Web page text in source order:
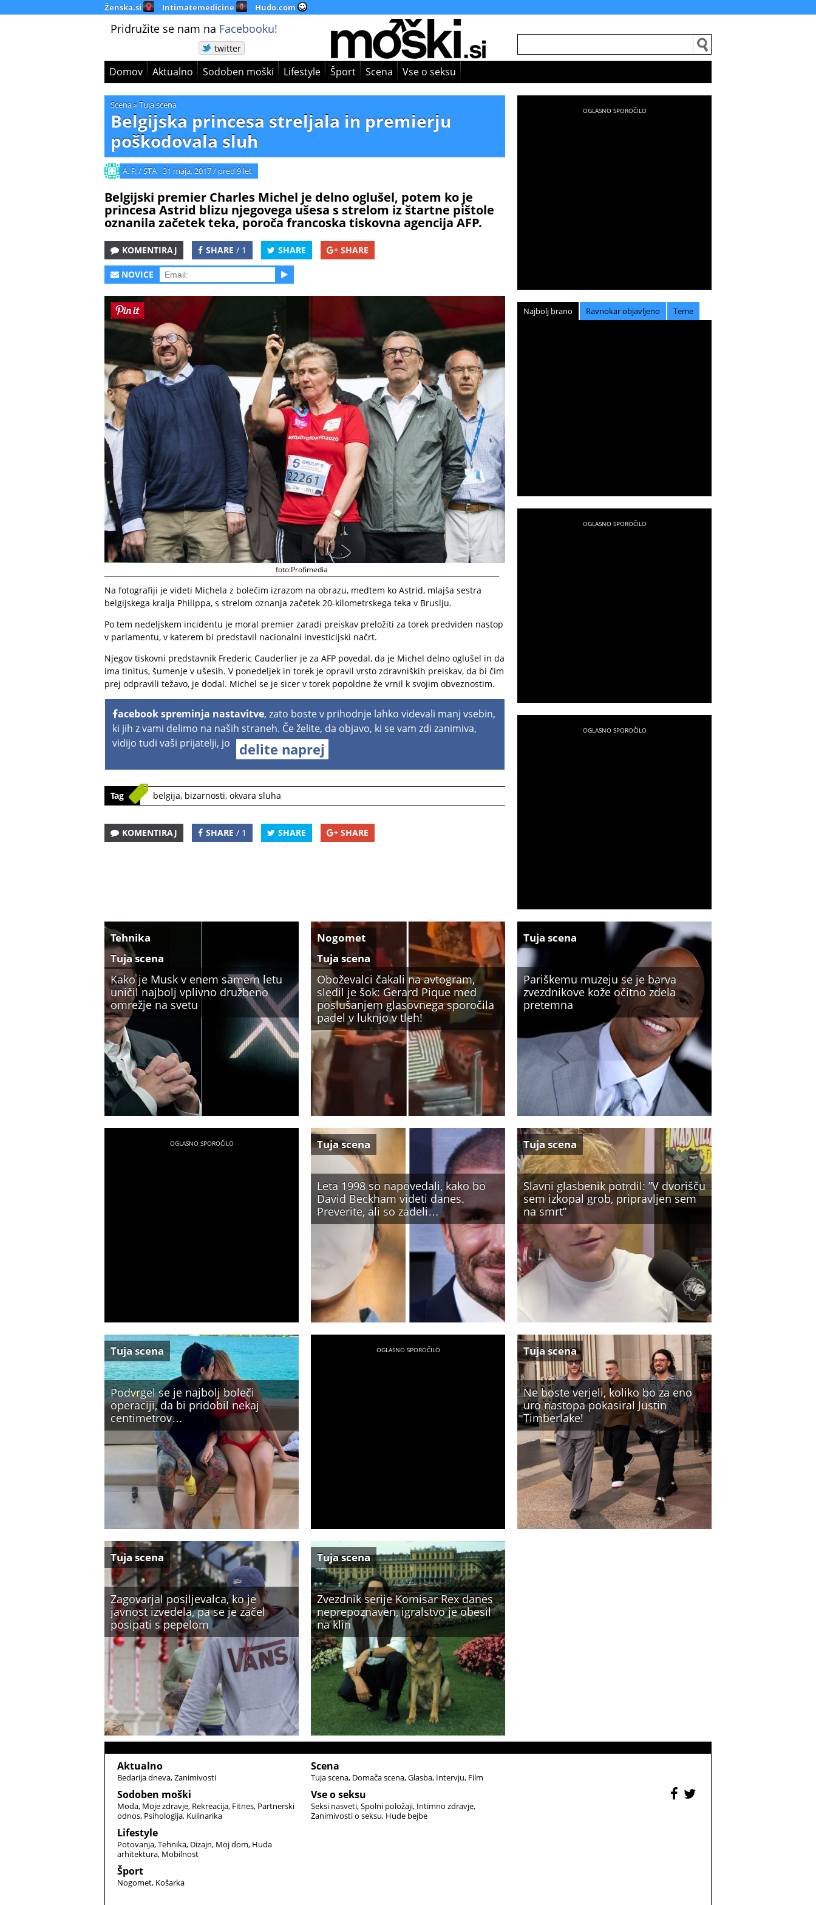
Ženska.si Intimatemedicine Hudo.com
Pridružite se nam na Facebooku!
twitter
Domov Aktualno Sodoben moški Lifestyle Šport Scena Vse o seksu
Scena»Tuja scena
Belgijska princesa streljala in premierju
poškodovala sluh
A. P. / STA 31 maja, 2017/ pred 9 let
Belgijski premier Charles Michel je delno oglušel, potem ko je
princesa Astrid blizu njegovega ušesa s strelom iz štartne pištole
oznanila začetek teka, poroča francoska tiskovna agencija AFP.
KOMENTIRAJ SHARE / 1 SHARE SHARE
NOVICE
foto:Profimedia
Na fotografiji je videti Michela z bolečim izrazom na obrazu, medtem ko Astrid, mlajša sestra
belgijskega kralja Philippa, s strelom oznanja začetek 20-kilometrskega teka v Bruslju.
Po tem nedeljskem incidentu je moral premier zaradi preiskav preložiti za torek predviden nastop
v parlamentu, v katerem bi predstavil nacionalni investicijski načrt.
Njegov tiskovni predstavnik Frederic Cauderlier je za AFP povedal, da je Michel delno oglušel in da
ima tinitus, šumenje v ušesih. V ponedeljek in torek je opravil vrsto zdravniških preiskav, da bi čim
prej odpravili težavo, je dodal. Michel se je sicer v torek popoldne že vrnil k svojim obveznostim.
acebook spreminja nastavitve, zato boste v prihodnje lahko videvali manj vsebin,
ki jih z vami delimo na naših straneh. Če želite, da objavo, ki se vam zdi zanimiva,
vidijo tudi vaši prijatelji, jo
delite naprej
Tag belgija, bizarnosti, okvara sluha
KOMENTIRAJ SHARE / 1 SHARE SHARE
Najbolj brano Ravnokar objavljeno Teme
Kako je Musk v enem samem letu
uničil najbolj vplivno družbeno
omrežje na svetu
Tehnika
Tuja scena
Oboževalci čakali na avtogram,
sledil je šok: Gerard Pique med
poslušanjem glasovnega sporočila
padel v luknjo v tleh!
Nogomet
Tuja scena
Pariškemu muzeju se je barva
zvezdnikove kože očitno zdela
pretemna
Tuja scena
Leta 1998 so napovedali, kako bo
David Beckham videti danes.
Preverite, ali so zadeli…
Tuja scena
Slavni glasbenik potrdil: ”V dvorišču
sem izkopal grob, pripravljen sem
na smrt”
Tuja scena
Podvrgel se je najbolj boleči
operaciji, da bi pridobil nekaj
centimetrov…
Tuja scena
Ne boste verjeli, koliko bo za eno
uro nastopa pokasiral Justin
Timberlake!
Tuja scena
Zagovarjal posiljevalca, ko je
javnost izvedela, pa se je začel
posipati s pepelom
Tuja scena
Zvezdnik serije Komisar Rex danes
neprepoznaven, igralstvo je obesil
na klin
Tuja scena
Aktualno
Bedarija dneva Zanimivosti
Sodoben moški
Moda Moje zdravje Rekreacija Fitnes Partnerski
odnos Psihologija Kulinarika
Lifestyle
Potovanja Tehnika Dizajn Moj dom Huda
arhitektura Mobilnost
Šport
Nogomet Košarka
Scena
Tuja scena Domača scena Glasba Intervju Film
Vse o seksu
Seksi nasveti Spolni položaji Intimno zdravje
Zanimivosti o seksu Hude bejbe